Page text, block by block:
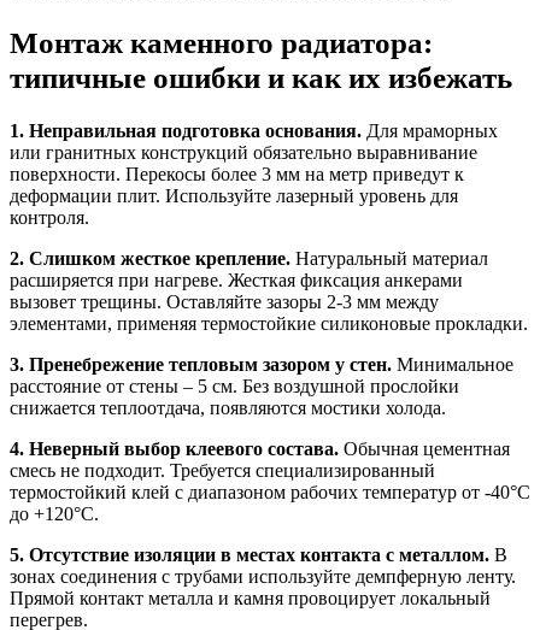
Монтаж каменного радиатора:
типичные ошибки и как их избежать
1. Неправильная подготовка основания. Для мраморных
или гранитных конструкций обязательно выравнивание
поверхности. Перекосы более 3 мм на метр приведут к
деформации плит. Используйте лазерный уровень для
контроля.
2. Слишком жесткое крепление. Натуральный материал
расширяется при нагреве. Жесткая фиксация анкерами
вызовет трещины. Оставляйте зазоры 2-3 мм между
элементами, применяя термостойкие силиконовые прокладки.
3. Пренебрежение тепловым зазором у стен. Минимальное
расстояние от стены – 5 см. Без воздушной прослойки
снижается теплоотдача, появляются мостики холода.
4. Неверный выбор клеевого состава. Обычная цементная
смесь не подходит. Требуется специализированный
термостойкий клей с диапазоном рабочих температур от -40°C
до +120°C.
5. Отсутствие изоляции в местах контакта с металлом. В
зонах соединения с трубами используйте демпферную ленту.
Прямой контакт металла и камня провоцирует локальный
перегрев.